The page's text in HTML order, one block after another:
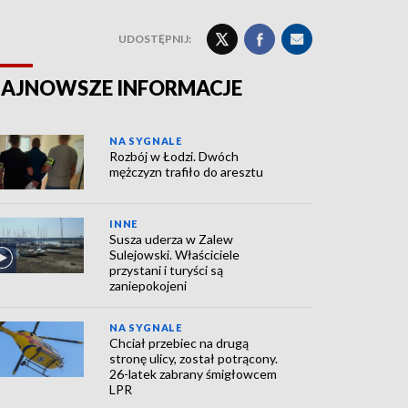
UDOSTĘPNIJ:
INFORMACJE
NA SYGNALE
Rozbój w Łodzi. Dwóch
mężczyzn trafiło do aresztu
INNE
Susza uderza w Zalew
Sulejowski. Właściciele
przystani i turyści są
zaniepokojeni
NA SYGNALE
Chciał przebiec na drugą
stronę ulicy, został potrącony.
26-latek zabrany śmigłowcem
LPR